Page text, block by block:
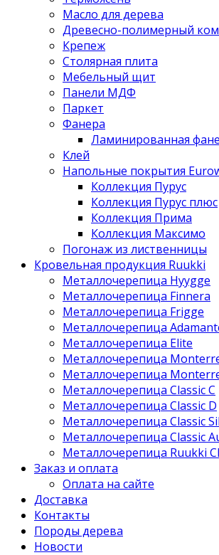
Масло для дерева
Древесно-полимерный
Крепеж
Столярная плита
Мебельный щит
Панели МДФ
Паркет
Фанера
Ламинированная
Клей
Напольные покрытия
Коллекция Пурус
Коллекция Пурус плюс
Коллекция Прима
Коллекция Максимо
Погонаж из лиственницы
Кровельная продукция Ruukki
Металлочерепица Hyygge
Металлочерепица Finnera
Металлочерепица Frigge
Металлочерепица
Металлочерепица Elite
Металлочерепица
Металлочерепица
Металлочерепица Classic C
Металлочерепица Classic D
Металлочерепица Classic
Металлочерепица Classic
Металлочерепица Ruukki
Заказ и оплата
Оплата на сайте
Доставка
Контакты
Породы дерева
Новости